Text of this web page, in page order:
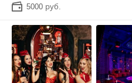
5000 руб.